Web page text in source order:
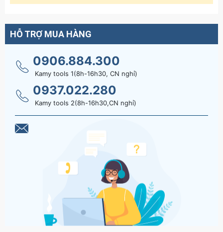
HỖ TRỢ MUA HÀNG
0906.884.300
Kamy tools 1(8h-16h30, CN nghỉ)
0937.022.280
Kamy tools 2(8h-16h30,CN nghỉ)